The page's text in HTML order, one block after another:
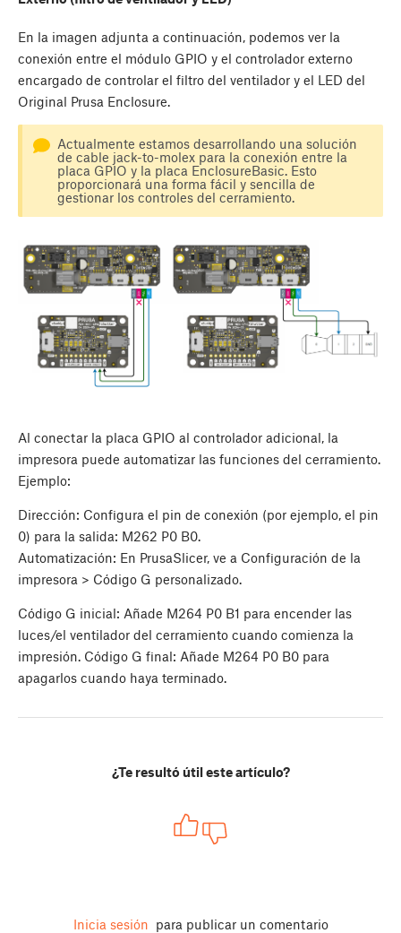
En la imagen adjunta a continuación, podemos ver la
conexión entre el módulo GPIO y el controlador externo
encargado de controlar el filtro del ventilador y el LED del
Original Prusa Enclosure.
Actualmente estamos desarrollando una solución
de cable jack-to-molex para la conexión entre la
placa GPIO y la placa EnclosureBasic. Esto
proporcionará una forma fácil y sencilla de
gestionar los controles del cerramiento.
Al conectar la placa GPIO al controlador adicional, la
impresora puede automatizar las funciones del cerramiento.
Ejemplo:
Dirección: Configura el pin de conexión (por ejemplo, el pin
0) para la salida: M262 P0 B0.
Automatización: En PrusaSlicer, ve a Configuración de la
impresora > Código G personalizado.
Código G inicial: Añade M264 P0 B1 para encender las
luces/el ventilador del cerramiento cuando comienza la
impresión. Código G final: Añade M264 P0 B0 para
apagarlos cuando haya terminado.
¿Te resultó útil este artículo?
Inicia sesión para publicar un comentario